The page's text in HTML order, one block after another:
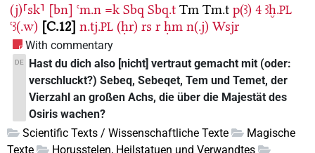
(j)⸢sk⸣ [bn] ꜥm.n =k Sbq Sbq.t Tm Tm.t p(ꜣ) 4 ꜣḫ.PL
ꜥꜣ(.w) C.12 n.tj.PL (ḥr) rs r ḥm n(.j) Wsjr
With commentary
DE
Hast du dich also [nicht] vertraut gemacht mit (oder:
verschluckt?) Sebeq, Sebeqet, Tem und Temet, der
Vierzahl an großen Achs, die über die Majestät des
Osiris wachen?
Scientific Texts / Wissenschaftliche Texte
Magische
Texte
Horusstelen, Heilstatuen und Verwandtes